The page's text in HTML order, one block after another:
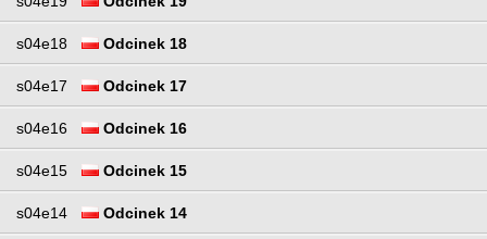
s04e18 Odcinek 18
s04e17 Odcinek 17
s04e16 Odcinek 16
s04e15 Odcinek 15
s04e14 Odcinek 14